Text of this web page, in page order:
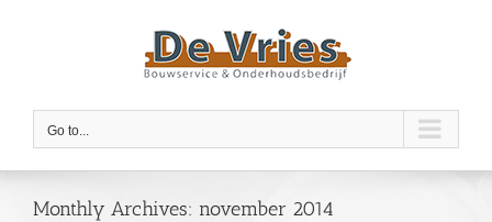
Go to...
Monthly Archives: november 2014